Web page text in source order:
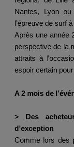
Nantes, Lyon
l’épreuve de surf à
Après une année
perspective de la
attraits à
espoir certain
A 2 mois de
> Des
d’exception
Comme lors des